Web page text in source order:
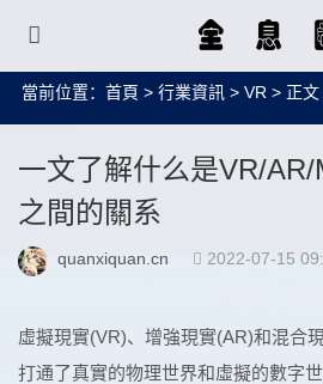
當前位置： 首頁 > 行業資訊 > VR > 正文
一文了解什么是VR/
之間的關系
quanxiquan.cn 2022-07-15
虛擬現實(VR)、增強現實(AR)和混合
打通了真實的物理世界和虛擬的數字